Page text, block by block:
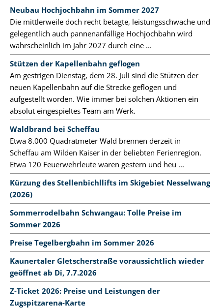
Neubau Hochjochbahn im Sommer 2027
Die mittlerweile doch recht betagte, leistungsschwache und
gelegentlich auch pannenanfällige Hochjochbahn wird
wahrscheinlich im Jahr 2027 durch eine ...
Stützen der Kapellenbahn geflogen
Am gestrigen Dienstag, dem 28. Juli sind die Stützen der
neuen Kapellenbahn auf die Strecke geflogen und
aufgestellt worden. Wie immer bei solchen Aktionen ein
absolut eingespieltes Team am Werk.
Waldbrand bei Scheffau
Etwa 8.000 Quadratmeter Wald brennen derzeit in
Scheffau am Wilden Kaiser in der beliebten Ferienregion.
Etwa 120 Feuerwehrleute waren gestern und heu ...
Kürzung des Stellenbichllifts im Skigebiet Nesselwang
(2026)
Sommerrodelbahn Schwangau: Tolle Preise im
Sommer 2026
Preise Tegelbergbahn im Sommer 2026
Kaunertaler Gletscherstraße voraussichtlich wieder
geöffnet ab Di, 7.7.2026
Z-Ticket 2026: Preise und Leistungen der
Zugspitzarena-Karte